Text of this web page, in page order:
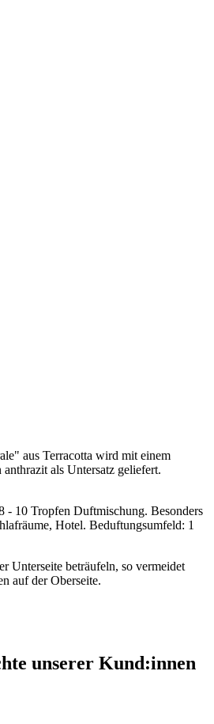
aus Terracotta wird mit einem
als Untersatz geliefert.
- 10 Tropfen Duftmischung. Besonders
Hotel. Beduftungsumfeld: 1
Unterseite beträufeln, so vermeidet
auf der Oberseite.
unserer Kund:innen